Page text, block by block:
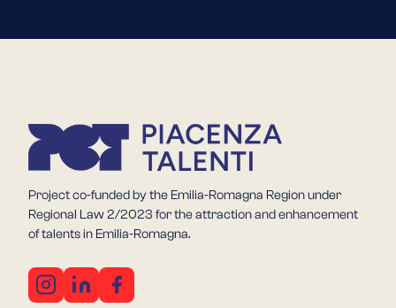
Project co-funded by the Emilia-Romagna Region under
Regional Law 2/2023 for the attraction and enhancement
of talents in Emilia-Romagna.